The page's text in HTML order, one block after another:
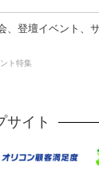
、登壇イベント、
ト特集
サイト